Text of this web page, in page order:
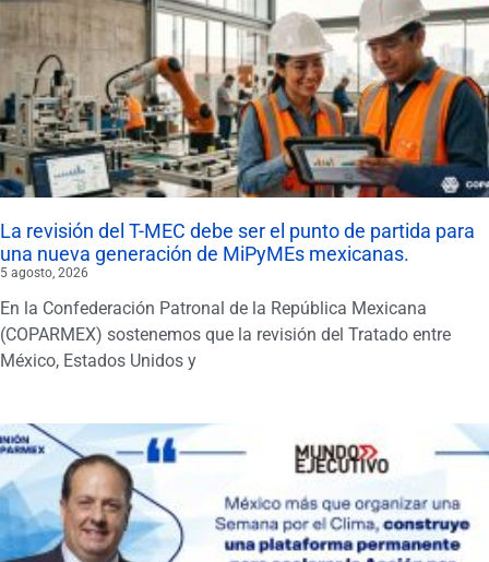
La revisión del T-MEC debe ser el punto de partida para
una nueva generación de MiPyMEs mexicanas.
5 agosto, 2026
En la Confederación Patronal de la República Mexicana
(COPARMEX) sostenemos que la revisión del Tratado entre
México, Estados Unidos y